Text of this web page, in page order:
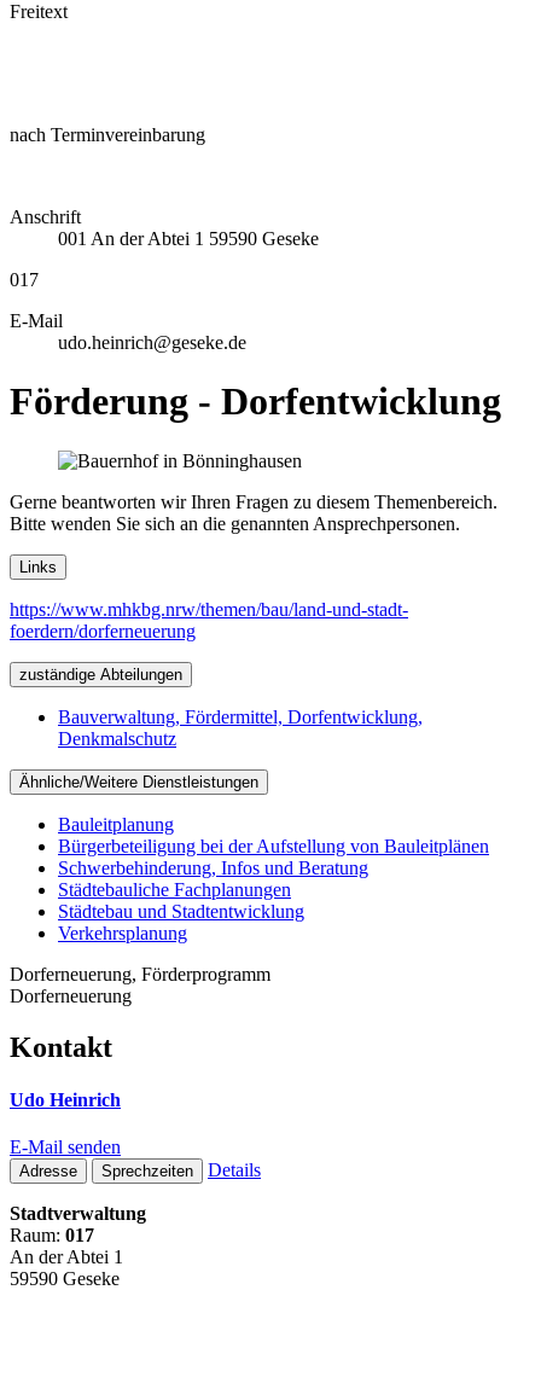
Freitext
nach Terminvereinbarung
Anschrift
001 An der Abtei 1 59590 Geseke
017
E-Mail
udo.heinrich@geseke.de
Förderung - Dorfentwicklung
Gerne beantworten wir Ihren Fragen zu diesem Themenbereich.
Bitte wenden Sie sich an die genannten Ansprechpersonen.
Links
https://www.mhkbg.nrw/themen/bau/land-und-stadt-
foerdern/dorferneuerung
zuständige Abteilungen
Bauverwaltung, Fördermittel, Dorfentwicklung,
Denkmalschutz
Ähnliche/Weitere Dienstleistungen
Bauleitplanung
Bürgerbeteiligung bei der Aufstellung von Bauleitplänen
Schwerbehinderung, Infos und Beratung
Städtebauliche Fachplanungen
Städtebau und Stadtentwicklung
Verkehrsplanung
Dorferneuerung, Förderprogramm
Dorferneuerung
Kontakt
Udo Heinrich
E-Mail senden
Adresse Sprechzeiten Details
Stadtverwaltung
Raum: 017
An der Abtei 1
59590 Geseke